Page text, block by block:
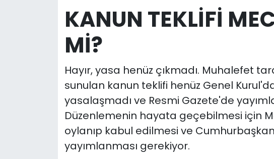
KANUN TEKLİFİ
Mİ?
Hayır, yasa henüz çıkmadı. Muhalefet
sunulan kanun teklifi henüz Genel
yasalaşmadı ve Resmi Gazete'de
Düzenlemenin hayata geçebilmesi için
oylanıp kabul edilmesi ve
yayımlanması gerekiyor.